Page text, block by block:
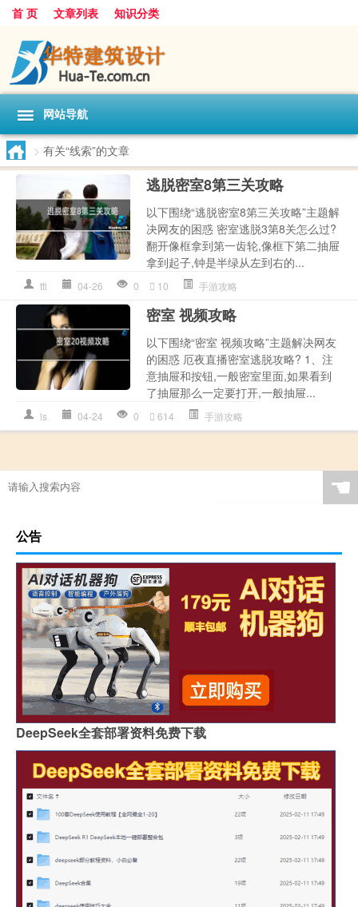
首 页 文章列表 知识分类
网站导航
> 有关“线索”的文章
逃脱密室8第三关攻略
以下围绕“逃脱密室8第三关攻略”主题解
决网友的困惑 密室逃脱3第8关怎么过?
翻开像框拿到第一齿轮,像框下第二抽屉
拿到起子,钟是半绿从左到右的...
ttl 04-26 0 10 手游攻略
密室 视频攻略
以下围绕“密室 视频攻略”主题解决网友
的困惑 厄夜直播密室逃脱攻略? 1、注
意抽屉和按钮,一般密室里面,如果看到
了抽屉那么一定要打开,一般抽屉...
ls 04-24 0 614 手游攻略
☚
公告
DeepSeek全套部署资料免费下载